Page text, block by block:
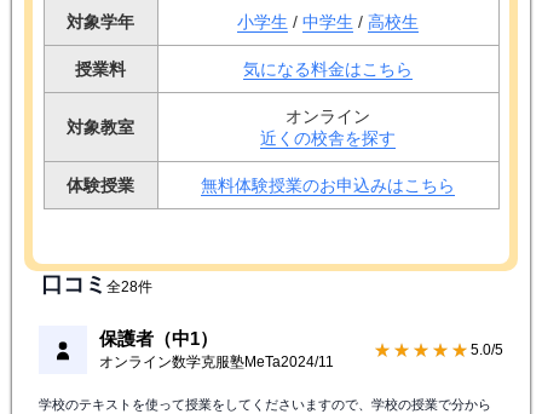
対象学年 小学生 / 中学生 / 高校生
授業料 気になる料金はこちら
対象教室
オンライン
近くの校舎を探す
体験授業 無料体験授業のお申込みはこちら
口コミ 全28件
保護者（中1）
オンライン数学克服塾MeTa2024/11
★★★★★ 5.0/5
学校のテキストを使って授業をしてくださいますので、学校の授業で分から